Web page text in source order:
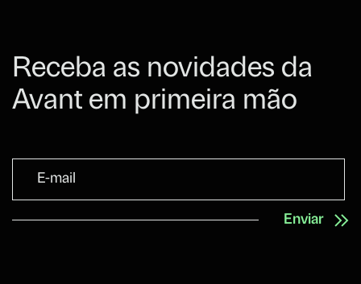
Receba as novidades da
Avant em primeira mão